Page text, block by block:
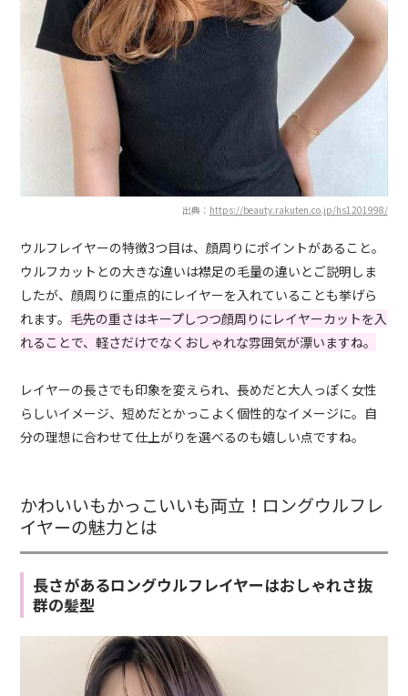
出典： https://beauty.rakuten.co.jp/hs1201998/
ウルフレイヤーの特徴3つ目は、顔周りにポイントがあること。
ウルフカットとの大きな違いは襟足の毛量の違いとご説明しま
したが、顔周りに重点的にレイヤーを入れていることも挙げら
れます。 毛先の重さはキープしつつ顔周りにレイヤーカットを入
れることで、軽さだけでなくおしゃれな雰囲気が漂いますね。
レイヤーの長さでも印象を変えられ、長めだと大人っぽく女性
らしいイメージ、短めだとかっこよく個性的なイメージに。自
分の理想に合わせて仕上がりを選べるのも嬉しい点ですね。
かわいいもかっこいいも両立！ロングウルフレ
イヤーの魅力とは
長さがあるロングウルフレイヤーはおしゃれさ抜
群の髪型